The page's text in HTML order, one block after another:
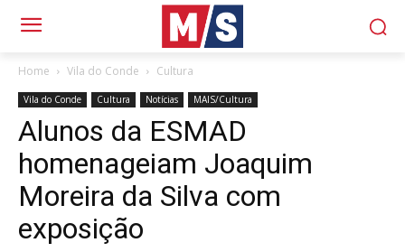
Home Vila do Conde Cultura
Vila do Conde Cultura Notícias MAIS/Cultura
Alunos da ESMAD
homenageiam Joaquim
Moreira da Silva com
exposição